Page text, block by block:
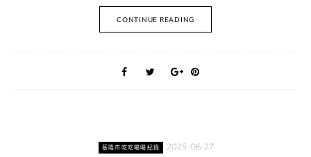
CONTINUE READING
基隆市吃吃喝喝紀錄 2025-06-27